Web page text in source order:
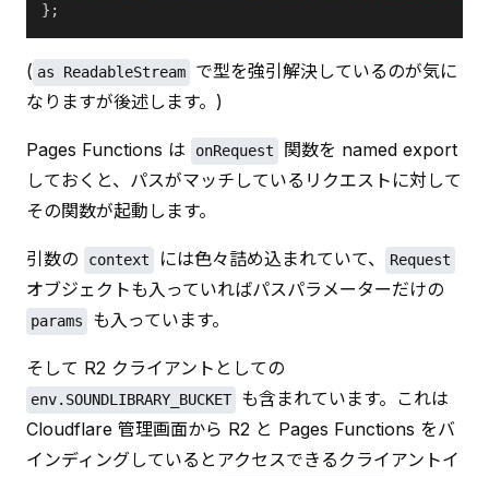
};
( as ReadableStream
で型を強引解決しているのが気に
なりますが後述します。)
Pages Functions は onRequest
関数を named export
しておくと、パスがマッチしているリクエストに対して
その関数が起動します。
引数の context には色々詰め込まれていて、 Request
オブジェクトも入っていればパスパラメーターだけの
params も入っています。
そして R2 クライアントとしての
env.SOUNDLIBRARY_BUCKET
も含まれています。これは
Cloudflare 管理画面から R2 と Pages Functions をバ
インディングしているとアクセスできるクライアントイ